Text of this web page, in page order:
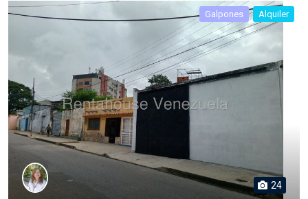
Galpones Alquiler
24